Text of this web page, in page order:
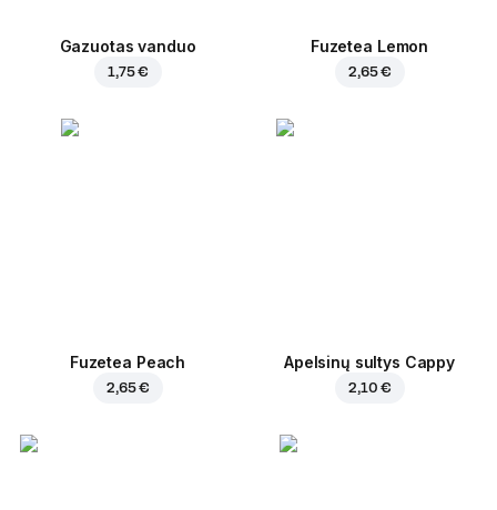
Gazuotas vanduo
1,75 €
Fuzetea Lemon
2,65 €
Fuzetea Peach
2,65 €
Apelsinų sultys Cappy
2,10 €